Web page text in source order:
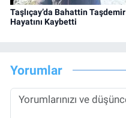
Taşlıçay’da Bahattin Taşdemir
Hayatını Kaybetti
Yorumlar